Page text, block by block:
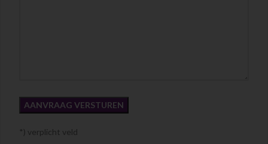
*) verplicht veld